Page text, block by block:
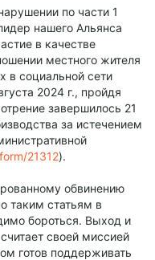
по части 1
нашего Альянса
в качестве
местного жителя
в социальной сети
2024 г., пройдя
завершилось 21
за истечением
21312).
обвинению
таким статьям в
бороться. Выход и
своей миссией
готов поддерживать